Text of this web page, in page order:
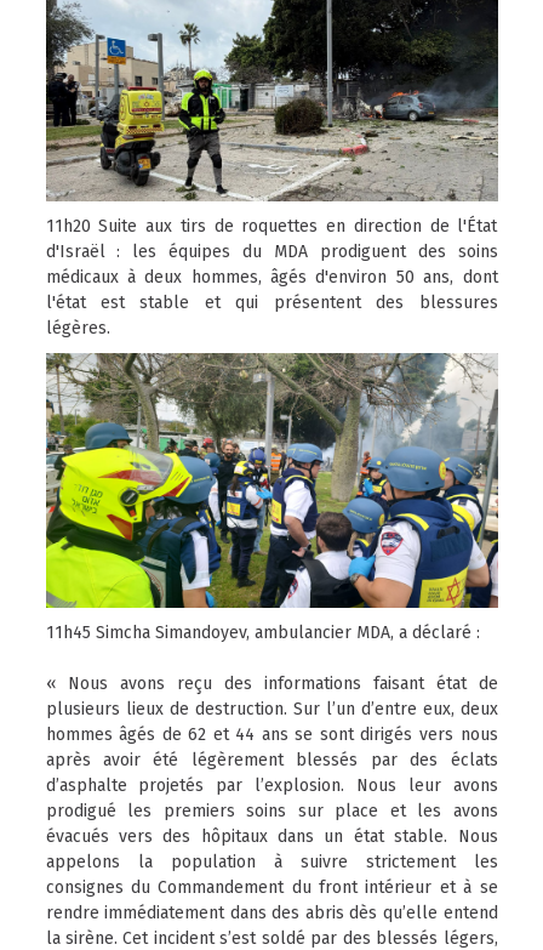
11h20 Suite aux tirs de roquettes en direction de l'État
d'Israël : les équipes du MDA prodiguent des soins
médicaux à deux hommes, âgés d'environ 50 ans, dont
l'état est stable et qui présentent des blessures
légères.
11h45 Simcha Simandoyev, ambulancier MDA, a déclaré :
« Nous avons reçu des informations faisant état de
plusieurs lieux de destruction. Sur l’un d’entre eux, deux
hommes âgés de 62 et 44 ans se sont dirigés vers nous
après avoir été légèrement blessés par des éclats
d’asphalte projetés par l’explosion. Nous leur avons
prodigué les premiers soins sur place et les avons
évacués vers des hôpitaux dans un état stable. Nous
appelons la population à suivre strictement les
consignes du Commandement du front intérieur et à se
rendre immédiatement dans des abris dès qu’elle entend
la sirène. Cet incident s’est soldé par des blessés légers,